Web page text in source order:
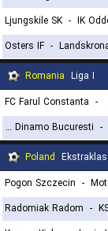
Ljungskile SK - IK
Osters IF -
Romania Liga I
FC Farul Constanta -
FC Dinamo Bucuresti
-
Poland
Pogon Szczecin -
Radomiak Radom -